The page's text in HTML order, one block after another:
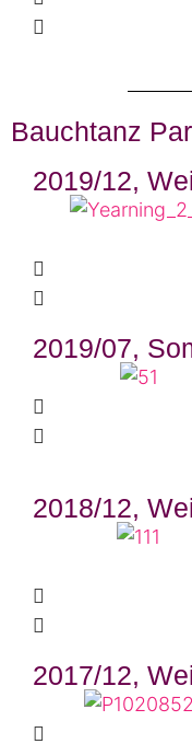
Bauchtanz
2019/12,
2019/07,
2018/12,
2017/12,